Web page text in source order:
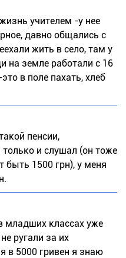
учителем -у нее
давно общались с
жить в село, там у
на земле работали с 16
в поле пахать, хлеб
пенсии,
только и слушал (он тоже
быть 1500 грн), у меня
младших классах уже
ругали за их
в 5000 гривен я знаю